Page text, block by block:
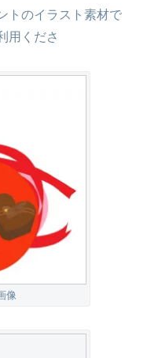
トのイラスト素材で
用くださ
像